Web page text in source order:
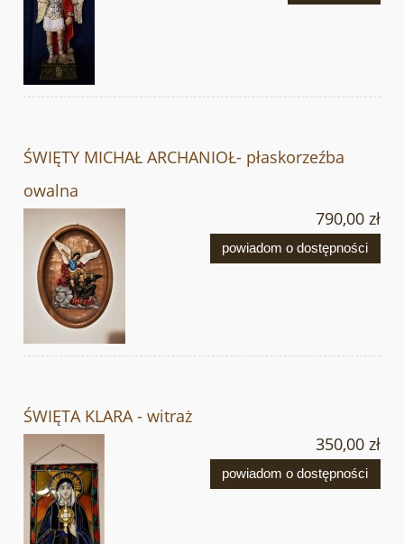
ŚWIĘTY MICHAŁ ARCHANIOŁ- płaskorzeźba
owalna
790,00 zł
powiadom o dostępności
ŚWIĘTA KLARA - witraż
350,00 zł
powiadom o dostępności